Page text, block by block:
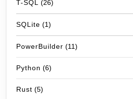
T-SQL (26)
SQLite (1)
PowerBuilder (11)
Python (6)
Rust (5)